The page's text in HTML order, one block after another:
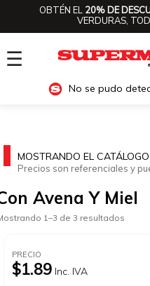
OBTÉN EL 20% DE
VERDURAS,
☰
No se pudo
MOSTRANDO EL
Precios son referenciales y
Avena Y Miel
1–3 de 3 resultados
PRECIO
$1.89 Inc. IVA